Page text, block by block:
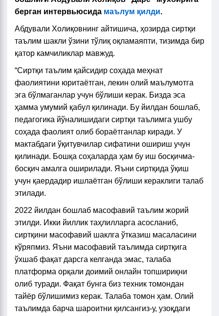
берган интервьюсида маълум қилди.
Абдували Холиқовнинг айтишича, ҳозирда сиртқи
таълим шакли ўзини тўлиқ оқламаяпти, тизимда бир
қатор камчиликлар мавжуд.
“Сиртқи таълим қайсидир соҳада меҳнат
фаолиятини юритаётган, лекин олий маълумотга
эга бўлмаганлар учун бўлиши керак. Бизда эса
ҳамма умумий қабул қилинади. Бу йилдан бошлаб,
педагогика йўналишидаги сиртқи таълимга ушбу
соҳада фаолият олиб бораётганлар киради. У
мактабдаги ўқитувчилар сифатини ошириш учун
қилинади. Бошқа соҳаларда ҳам бу иш босқичма-
босқич амалга оширилади. Яъни сиртқида ўқиш
учун қаердадир ишлаётган бўлиши кераклиги талаб
этилади.
2022 йилдан бошлаб масофавий таълим жорий
этилди. Икки йиллик таҳлилларга асосланиб,
сиртқини масофавий шаклга ўтказиш масаласини
кўряпмиз. Яъни масофавий таълимда сиртқига
ўхшаб фақат дарсга келганда эмас, талаба
платформа орқали доимий онлайн топшириқни
олиб туради. Фақат бунга биз техник томондан
тайёр бўлишимиз керак. Талаба томон ҳам. Олий
таълимда барча шароитни қилсангиз-у, узоқдаги